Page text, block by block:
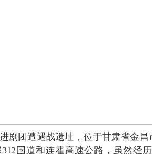
剧团遭遇战遗址，位于甘肃省金
国道和连霍高速公路，虽然经